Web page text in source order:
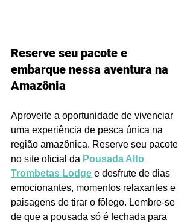
Reserve seu pacote e
embarque nessa aventura na
Amazônia
Aproveite a oportunidade de vivenciar
uma experiência de pesca única na
região amazônica. Reserve seu pacote
no site oficial da Pousada Alto
Trombetas Lodge e desfrute de dias
emocionantes, momentos relaxantes e
paisagens de tirar o fôlego. Lembre-se
de que a pousada só é fechada para